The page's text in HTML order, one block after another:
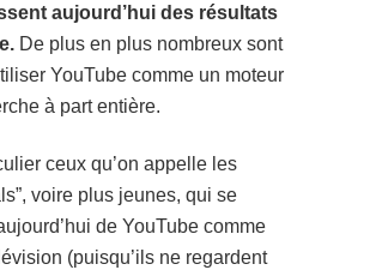
aujourd’hui des résultats
De plus en plus nombreux sont
YouTube comme un moteur
à part entière.
ceux qu’on appelle les
voire plus jeunes, qui se
de YouTube comme
(puisqu’ils ne regardent